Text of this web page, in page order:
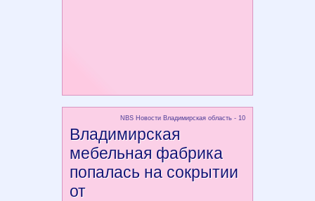
NBS Новости Владимирская область - 10
Владимирская
мебельная фабрика
попалась на сокрытии
от